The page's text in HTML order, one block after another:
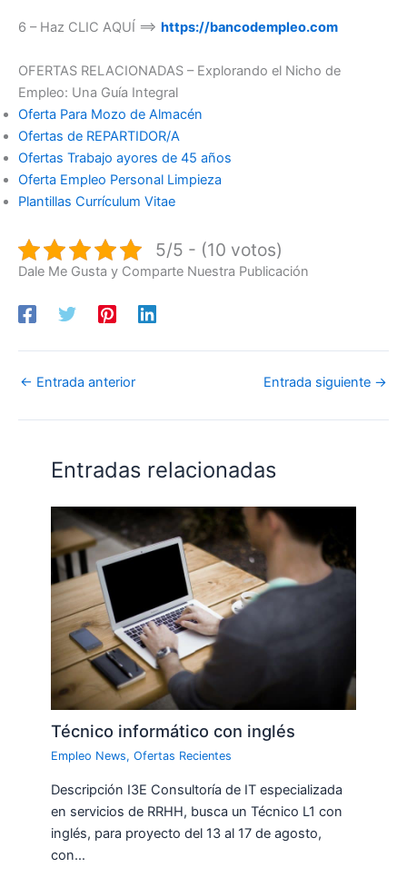
6 – Haz CLIC AQUÍ ==> https://bancodempleo.com
OFERTAS RELACIONADAS – Explorando el Nicho de
Empleo: Una Guía Integral
Oferta Para Mozo de Almacén
Ofertas de REPARTIDOR/A
Ofertas Trabajo ayores de 45 años
Oferta Empleo Personal Limpieza
Plantillas Currículum Vitae
5/5 - (10 votos)
Dale Me Gusta y Comparte Nuestra Publicación
← Entrada anterior Entrada siguiente →
Entradas relacionadas
Técnico informático con inglés
Empleo News,Ofertas Recientes
Descripción I3E Consultoría de IT especializada
en servicios de RRHH, busca un Técnico L1 con
inglés, para proyecto del 13 al 17 de agosto,
con…